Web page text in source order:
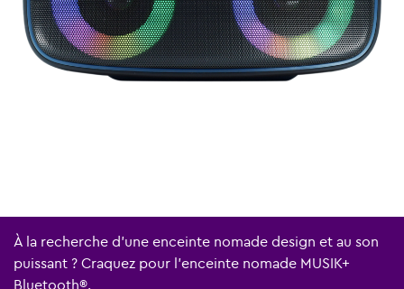
À la recherche d'une enceinte nomade design et au son
puissant ? Craquez pour l'enceinte nomade MUSIK+
Bluetooth®.